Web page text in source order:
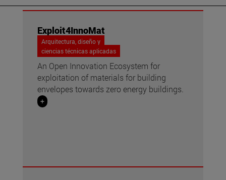
Exploit4InnoMat
Arquitectura, diseño y
ciencias técnicas aplicadas
An Open Innovation Ecosystem for
exploitation of materials for building
envelopes towards zero energy buildings.
+